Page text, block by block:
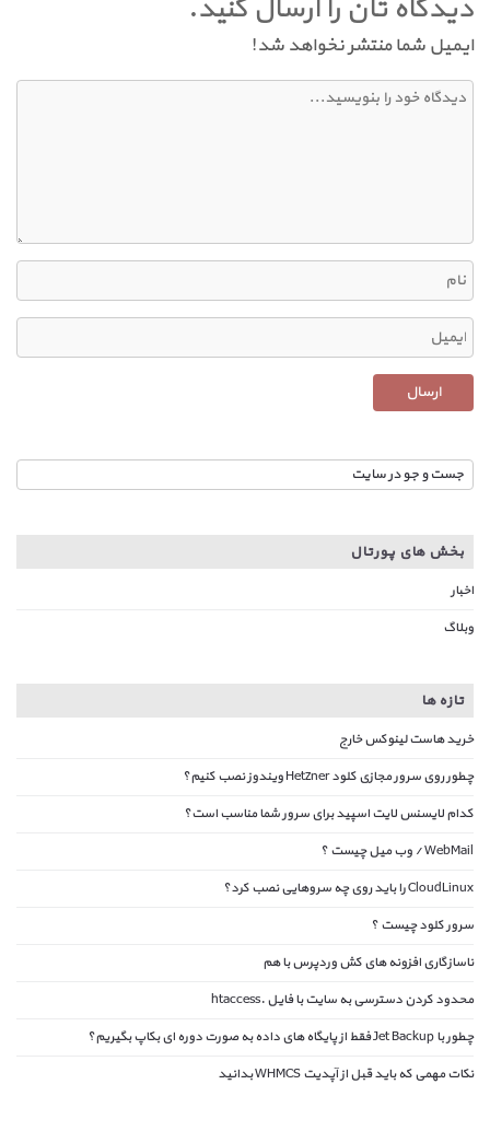
دیدگاه تان را ارسال کنید.
ایمیل شما منتشر نخواهد شد!
بخش های پورتال
اخبار
وبلاگ
تازه ها
خرید هاست لینوکس خارج
چطور روی سرور مجازی کلود Hetzner ویندوز نصب کنیم؟
کدام لایسنس لایت اسپید برای سرور شما مناسب است؟
WebMail / وب میل چیست ؟
CloudLinux را باید روی چه سروهایی نصب کرد؟
سرور کلود چیست ؟
ناسازگاری افزونه های کش وردپرس با هم
محدود کردن دسترسی به سایت با فایل .htaccess
چطور با Jet Backup فقط از پایگاه های داده به صورت دوره ای بکاپ بگیریم؟
نکات مهمی که باید قبل از آپدیت WHMCS بدانید